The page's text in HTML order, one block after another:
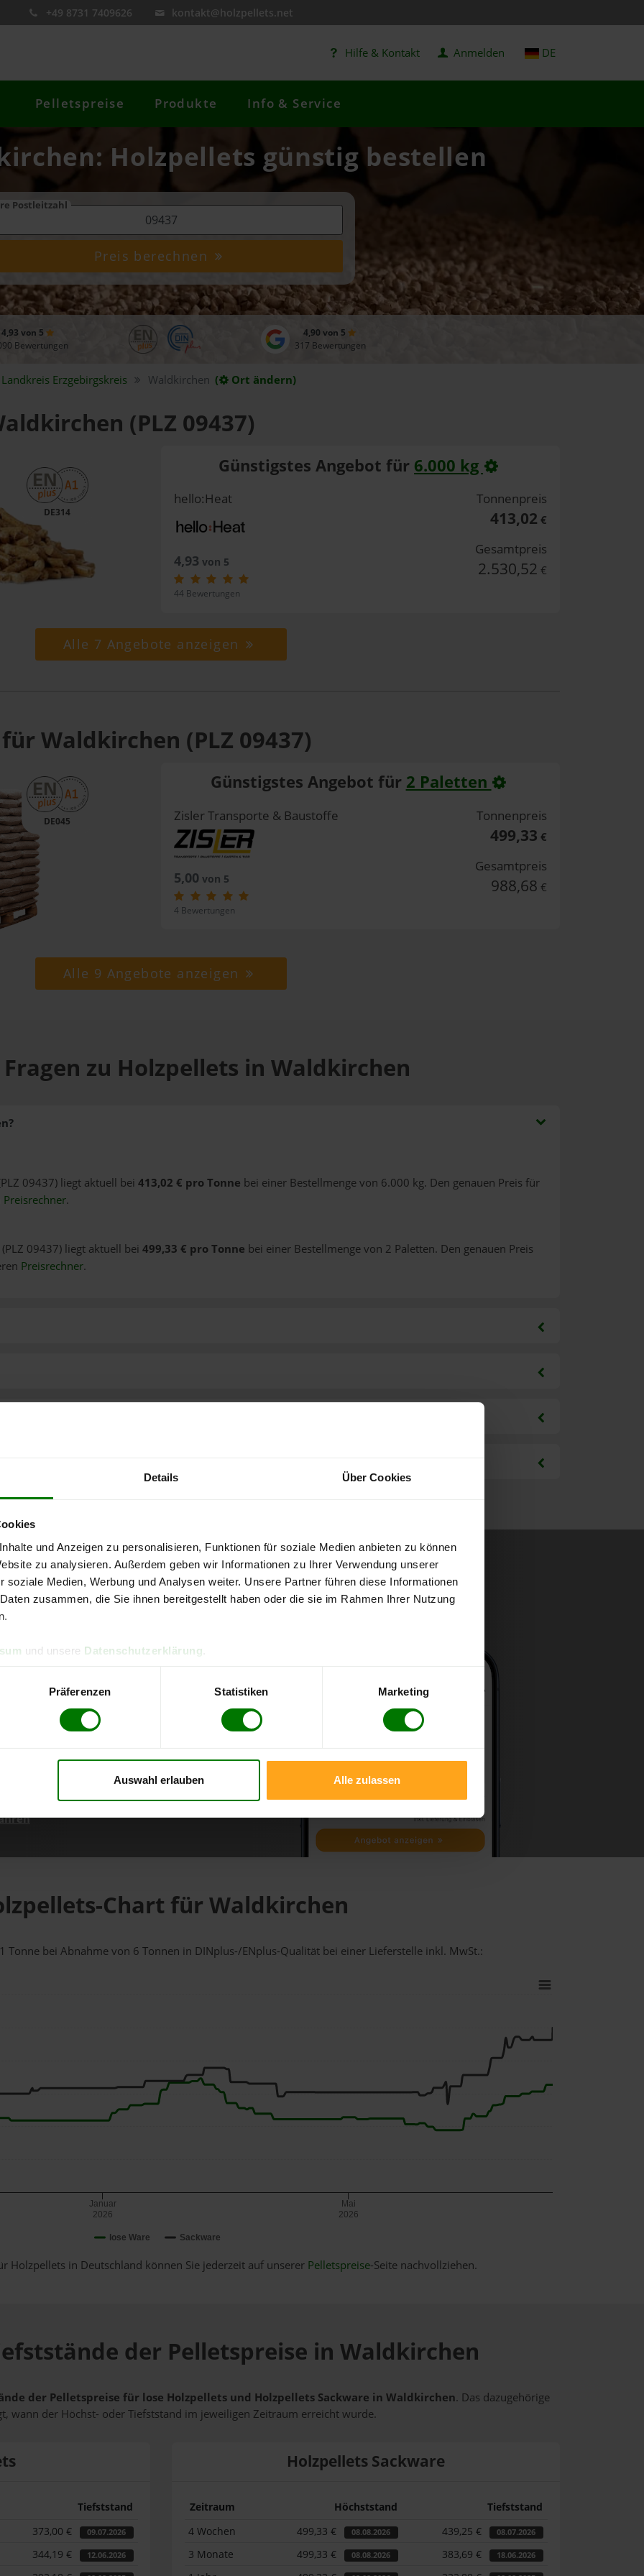
Details Über Cookies
und Anzeigen zu personalisieren, Funktionen für soziale Medien anbieten zu können
zu analysieren. Außerdem geben wir Informationen zu Ihrer Verwendung unserer
soziale Medien, Werbung und Analysen weiter. Unsere Partner führen diese Informationen
zusammen, die Sie ihnen bereitgestellt haben oder die sie im Rahmen Ihrer Nutzung
und unsere Datenschutzerklärung
Präferenzen Statistiken Marketing
Auswahl erlauben Alle zulassen
+49 8731 7409626 kontakt@holzpellets.net
Hilfe & Kontakt Anmelden DE
Pelletspreise Produkte Info & Service
Holzpellets günstig bestellen
Postleitzahl
Preis berechnen
4,93 von 5
Bewertungen
4,90 von 5
317 Bewertungen
Landkreis Erzgebirgskreis Waldkirchen ( Ort ändern)
(PLZ 09437)
DE314
Günstigstes Angebot für 6.000 kg
hello:Heat
4,93 von 5
44 Bewertungen
Tonnenpreis
413,02 €
Gesamtpreis
2.530,52 €
Alle 7 Angebote anzeigen
Waldkirchen (PLZ 09437)
DE045
Günstigstes Angebot für 2 Paletten
Zisler Transporte & Baustoffe
5,00 von 5
4 Bewertungen
Tonnenpreis
499,33 €
Gesamtpreis
988,68 €
Alle 9 Angebote anzeigen
zu Holzpellets in Waldkirchen
09437) liegt aktuell bei 413,02 € pro Tonne bei einer Bestellmenge von 6.000 kg. Den genauen Preis für
Preisrechner.
09437) liegt aktuell bei 499,33 € pro Tonne bei einer Bestellmenge von 2 Paletten. Den genauen Preis
Preisrechner.
kostenlose
direkt online bestellen
aktuellen Stand
Chart für Waldkirchen
Tonne bei Abnahmevon 6 Tonnen in DINplus-/ENplus-Qualität bei einer Lieferstelle inkl. MwSt.:
lose Ware Sackware
Januar
2026
Mai
2026
Holzpellets in Deutschland können Sie jederzeit auf unserer Pelletspreise-Seite nachvollziehen.
der Pelletspreise in Waldkirchen
der Pelletspreise für lose Holzpellets und Holzpellets Sackware in Waldkirchen. Das dazugehörige
wann der Höchst- oder Tiefststand im jeweiligen Zeitraum erreicht wurde.
Tiefststand
373,00 € 09.07.2026
344,19 € 12.06.2026
Holzpellets Sackware
Zeitraum Höchststand
Tiefststand
4 Wochen
499,33 € 08.08.2026 439,25 € 08.07.2026
3 Monate 499,33 € 08.08.2026 383,69 € 18.06.2026